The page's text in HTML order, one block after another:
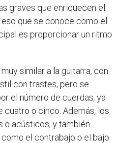
graves que enriquecen el
que se conoce como el
es proporcionar un ritmo
similar a la guitarra, con
con trastes, pero se
el número de cuerdas, ya
cuatro o cinco. Además, los
o acústicos, y también
el contrabajo o el bajo